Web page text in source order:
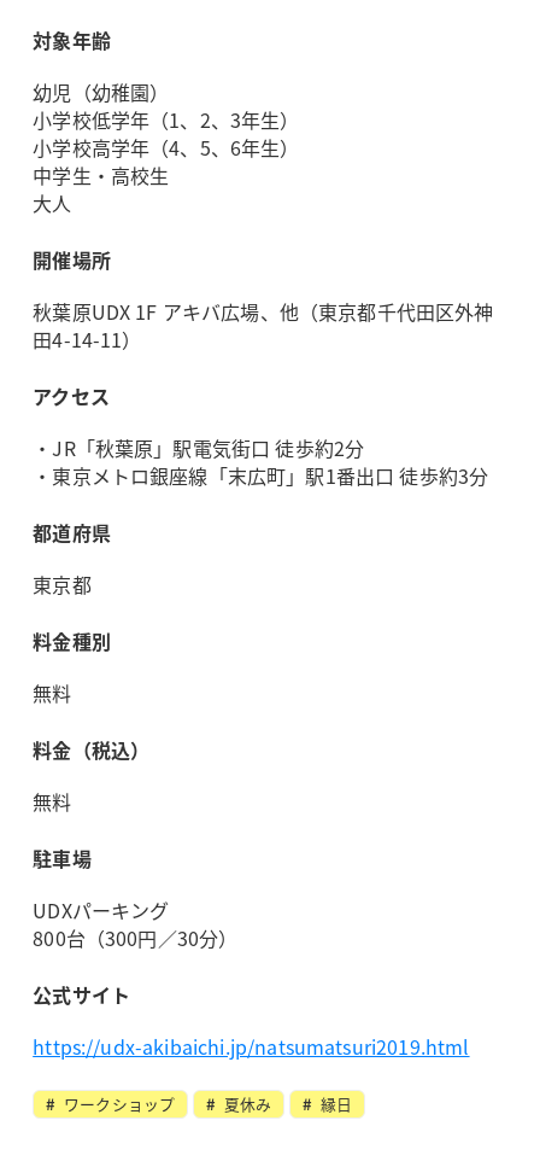
対象年齢
幼児（幼稚園）
小学校低学年（1、2、3年生）
小学校高学年（4、5、6年生）
中学生・高校生
大人
開催場所
秋葉原UDX 1F アキバ広場、他（東京都千代田区外神
田4-14-11）
アクセス
・JR「秋葉原」駅電気街口 徒歩約2分
・東京メトロ銀座線「末広町」駅1番出口 徒歩約3分
都道府県
東京都
料金種別
無料
料金（税込）
無料
駐車場
UDXパーキング
800台（300円／30分）
公式サイト
https://udx-akibaichi.jp/natsumatsuri2019.html
ワークショップ 夏休み 縁日